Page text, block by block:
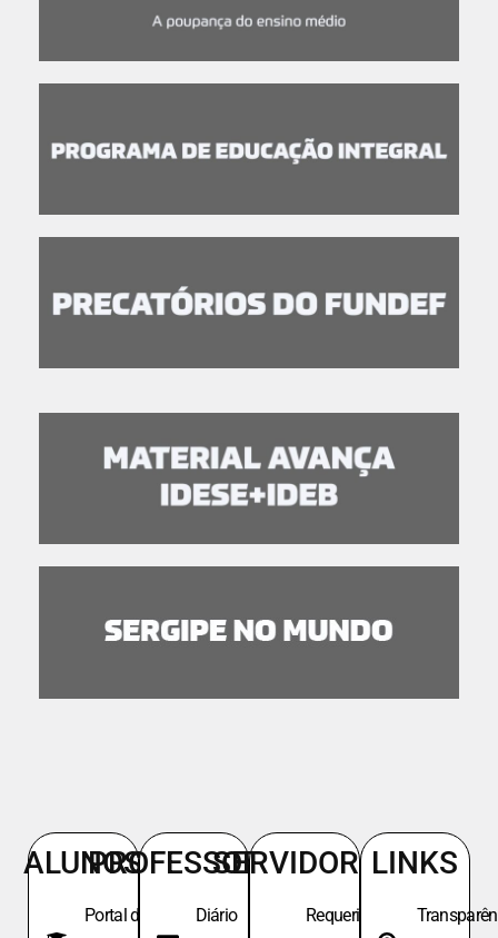
ALUNOS
Portal do
PROFESSORES
Diário
SERVIDORES
Requeri.
LINKS